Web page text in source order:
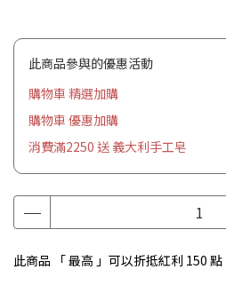
此商品參與的優惠活動
購物車 精選加購
購物車 優惠加購
消費滿2250 送 義大利手工皂
此商品 「 最高 」可以折抵紅利 150 點